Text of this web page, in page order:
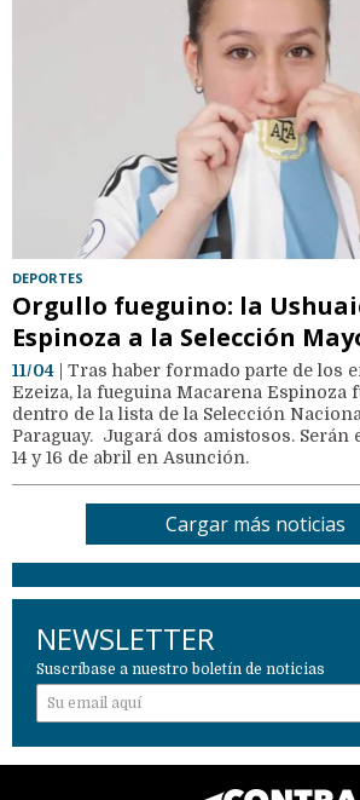
DEPORTES
Orgullo fueguino: la
Espinoza a la Selección
11/04 | Tras haber formado parte de los
Ezeiza, la fueguina Macarena Espinoza
dentro de la lista de la Selección
Paraguay. Jugará dos amistosos. Serán
14 y 16 de abril en Asunción.
Cargar más noticias
NEWSLETTER
Suscríbase a nuestro boletín de noticias